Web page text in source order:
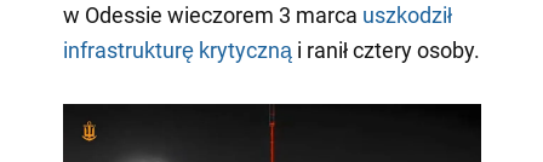
w Odessie wieczorem 3 marca uszkodził
infrastrukturę krytycznąi ranił cztery osoby.